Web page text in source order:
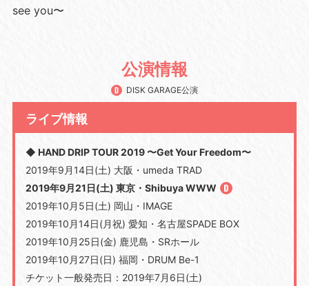
see you〜
公演情報
DISK GARAGE公演
ライブ情報
◆ HAND DRIP TOUR 2019 〜Get Your Freedom〜
2019年9月14日(土) 大阪・umeda TRAD
2019年9月21日(土) 東京・Shibuya WWW
2019年10月5日(土) 岡山・IMAGE
2019年10月14日(月祝) 愛知・名古屋SPADE BOX
2019年10月25日(金) 鹿児島・SRホール
2019年10月27日(日) 福岡・DRUM Be-1
チケット一般発売日：2019年7月6日(土)